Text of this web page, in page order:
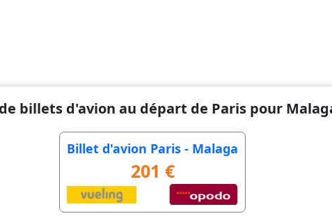
billets d'avion au départ de Paris pour
Billet d'avion Paris - Malaga
201 €